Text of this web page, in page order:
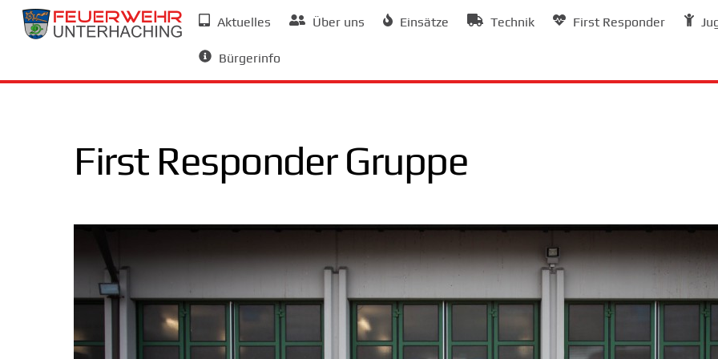
Skip
Aktuelles Über uns Einsätze Technik First Responder
Bürgerinfo
First Responder Gruppe